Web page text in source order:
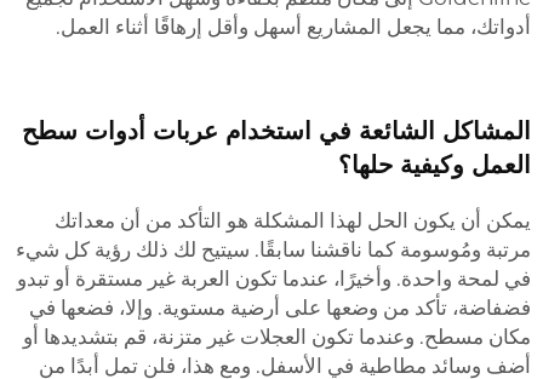
أدواتك، مما يجعل المشاريع أسهل وأقل إرهاقًا أثناء العمل.
المشاكل الشائعة في استخدام عربات أدوات سطح
العمل وكيفية حلها؟
يمكن أن يكون الحل لهذا المشكلة هو التأكد من أن معداتك
مرتبة ومُوسومة كما ناقشنا سابقًا. سيتيح لك ذلك رؤية كل شيء
في لمحة واحدة. وأخيرًا، عندما تكون العربة غير مستقرة أو تبدو
فضفاضة، تأكد من وضعها على أرضية مستوية. وإلا، فضعها في
مكان مسطح. وعندما تكون العجلات غير متزنة، قم بتشديدها أو
أضف وسائد مطاطية في الأسفل. ومع هذا، فلن تمل أبدًا من